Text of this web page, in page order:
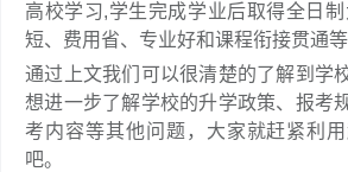
高校学习,学生完成学业后取得全日制
短、费用省、专业好和课程衔接贯通等
通过上文我们可以很清楚的了解到学
想进一步了解学校的升学政策、报考
考内容等其他问题，大家就赶紧利
吧。